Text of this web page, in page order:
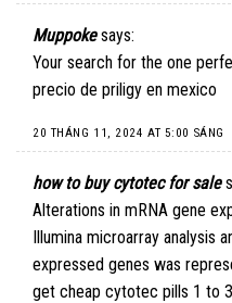
Muppoke says:
Your search for the one
precio de priligy en mexico
20 THÁNG 11, 2024 AT 5:00 SÁNG
how to buy cytotec for sale
Alterations in mRNA gene
Illumina microarray analysis
expressed genes was
get cheap cytotec pills 1 to